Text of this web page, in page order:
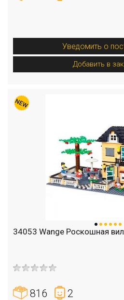
Уведомить о
Добавить в
34053 Wange Роскошная
816 2